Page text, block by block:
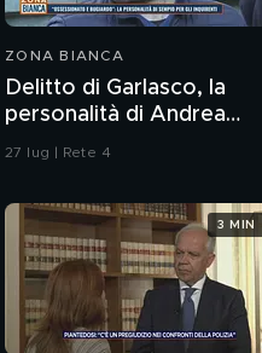
ZONA BIANCA
Delitto di Garlasco, la
personalità di Andrea
Sempio per gli inquirenti:
27 lug | Rete 4
3 MIN